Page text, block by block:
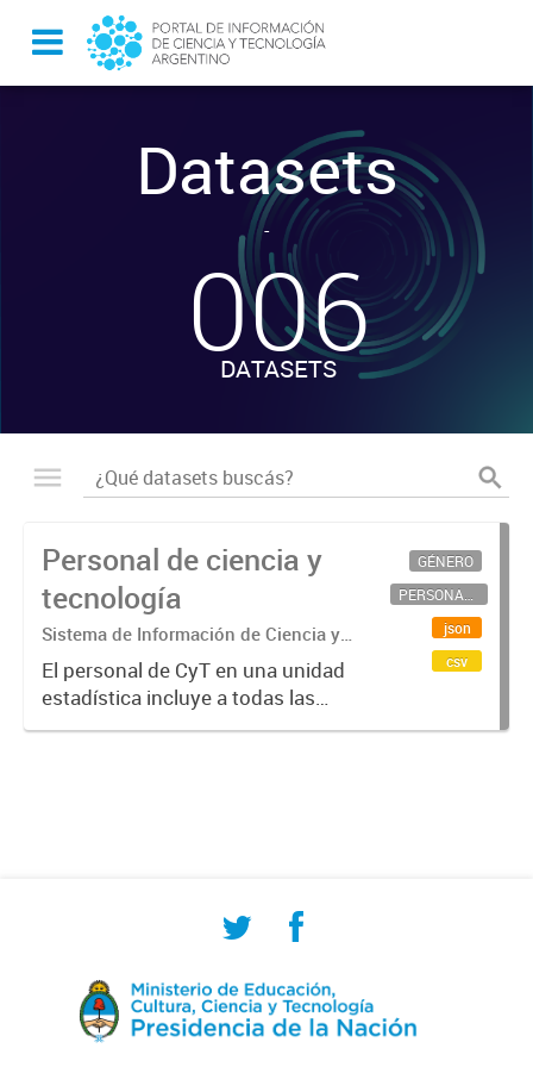
Datasets
-
006
DATASETS
Personal de ciencia y
tecnología
Sistema de Información de Ciencia y
Tecnología Argentino (SICYTAR)
El personal de CyT en una unidad
estadística incluye a todas las
personas involucradas
GÉNERO
PERSONAL CIENTÍFICO-TECNOLÓGICO
json
csv